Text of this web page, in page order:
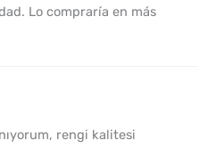
Lo compraría en más
rengi kalitesi